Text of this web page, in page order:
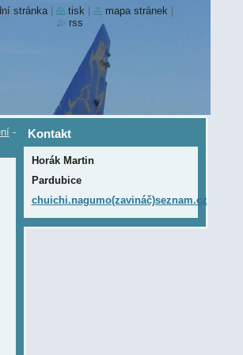
- Kontakt
Horák Martin
Pardubice
chuichi.nagumo(zavináč)seznam.cz
stránka tisk mapa stránek
rss